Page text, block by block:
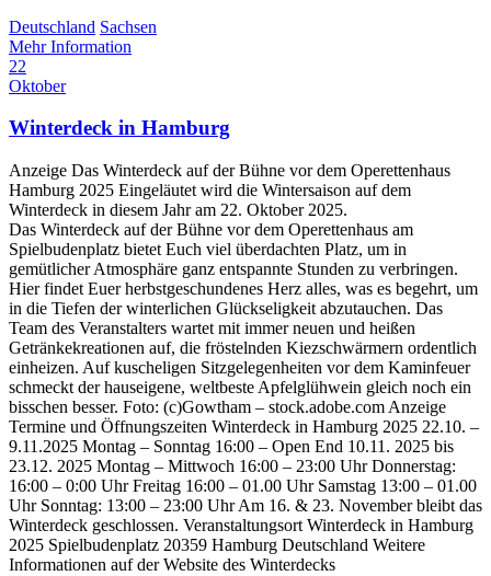
Deutschland Sachsen
Mehr Information
22
Oktober
Winterdeck in Hamburg
Anzeige Das Winterdeck auf der Bühne vor dem Operettenhaus
Hamburg 2025 Eingeläutet wird die Wintersaison auf dem
Winterdeck in diesem Jahr am 22. Oktober 2025.
Das Winterdeck auf der Bühne vor dem Operettenhaus am
Spielbudenplatz bietet Euch viel überdachten Platz, um in
gemütlicher Atmosphäre ganz entspannte Stunden zu verbringen.
Hier findet Euer herbstgeschundenes Herz alles, was es begehrt, um
in die Tiefen der winterlichen Glückseligkeit abzutauchen. Das
Team des Veranstalters wartet mit immer neuen und heißen
Getränkekreationen auf, die fröstelnden Kiezschwärmern ordentlich
einheizen. Auf kuscheligen Sitzgelegenheiten vor dem Kaminfeuer
schmeckt der hauseigene, weltbeste Apfelglühwein gleich noch ein
bisschen besser. Foto: (c)Gowtham – stock.adobe.com Anzeige
Termine und Öffnungszeiten Winterdeck in Hamburg 2025 22.10. –
9.11.2025 Montag – Sonntag 16:00 – Open End 10.11. 2025 bis
23.12. 2025 Montag – Mittwoch 16:00 – 23:00 Uhr Donnerstag:
16:00 – 0:00 Uhr Freitag 16:00 – 01.00 Uhr Samstag 13:00 – 01.00
Uhr Sonntag: 13:00 – 23:00 Uhr Am 16. & 23. November bleibt das
Winterdeck geschlossen. Veranstaltungsort Winterdeck in Hamburg
2025 Spielbudenplatz 20359 Hamburg Deutschland Weitere
Informationen auf der Website des Winterdecks